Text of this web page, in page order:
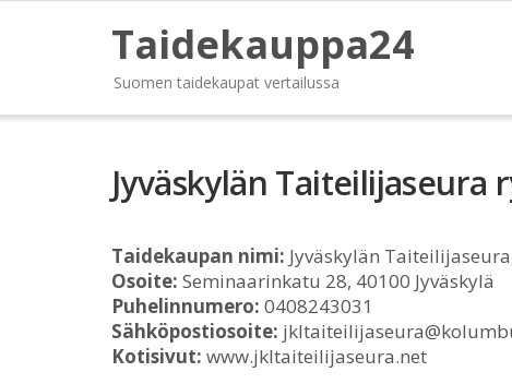
Taidekauppa24
Suomen taidekaupat vertailussa
Jyväskylän Taiteilijaseura
Taidekaupan nimi: Jyväskylän
Osoite: Seminaarinkatu 28, 40100 Jyväskylä
Puhelinnumero: 0408243031
Sähköpostiosoite:
Kotisivut: www.jkltaiteilijaseura.net